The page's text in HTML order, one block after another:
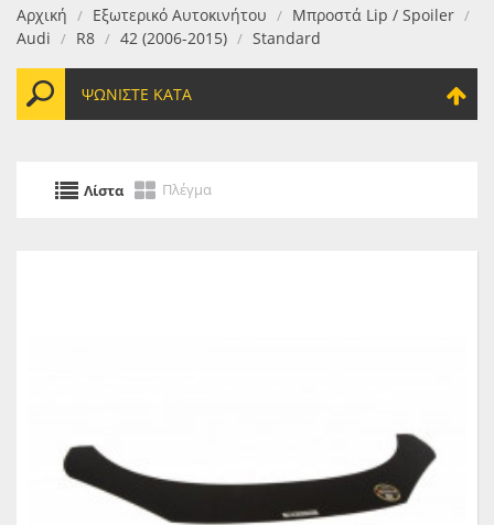
Αρχική / Εξωτερικό Αυτοκινήτου / Μπροστά Lip / Spoiler /
Audi / R8 / 42 (2006-2015) / Standard
ΨΩΝΊΣΤΕ ΚΑΤΆ
Λίστα Πλέγμα